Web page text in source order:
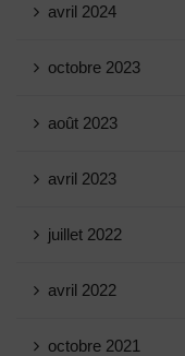
avril 2024
octobre 2023
août 2023
avril 2023
juillet 2022
avril 2022
octobre 2021